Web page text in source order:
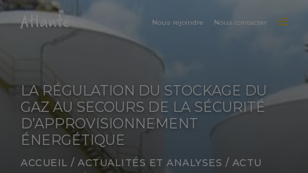
Nous rejoindre Nous contacter
LA RÉGULATION DU STOCKAGE DU
GAZ AU SECOURS DE LA SÉCURITÉ
D’APPROVISIONNEMENT
ÉNERGÉTIQUE
ACCUEIL / ACTUALITÉS ET ANALYSES / ACTU